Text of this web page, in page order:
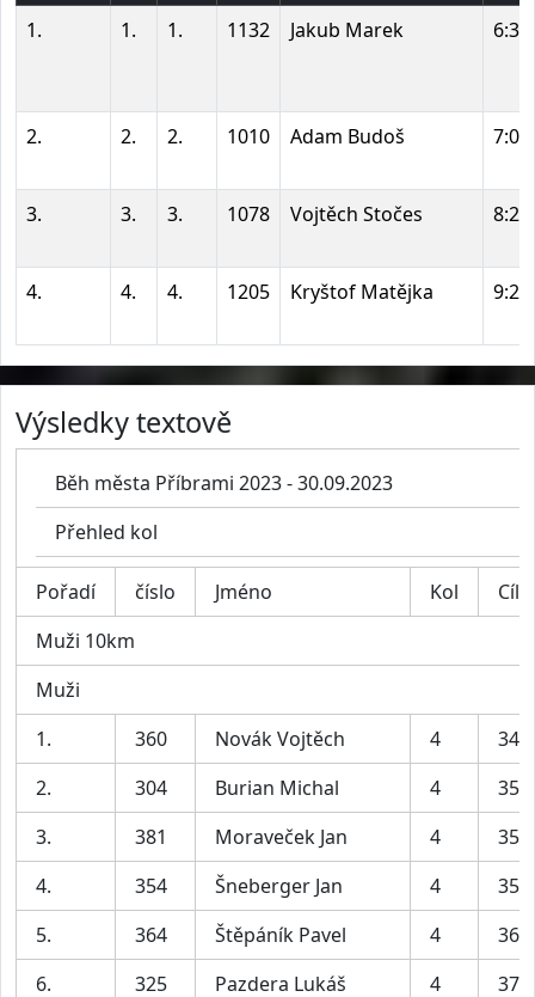
1.
1. 1. 1132 Jakub Marek
2. 2. 2. 1010 Adam Budoš
3. 3. 3. 1078 Vojtěch Stočes
4. 4. 4. 1205 Kryštof Matějka
Výsledky textově
Běh města Příbrami 2023 - 30.09.2023
Přehled kol
Pořadí číslo Jméno Kol
Cíl
Muži 10km
Muži
1.
360 Novák Vojtěch 4
2.
304 Burian Michal 4
3.
381 Moraveček Jan 4
4.
354 Šneberger Jan 4
5.
364 Štěpáník Pavel 4
6.
325 Pazdera Lukáš 4